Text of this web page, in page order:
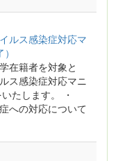
ルス感染症対応マ
在籍者を対象と
ス感染症対応マニ
たします。 ・
への対応について